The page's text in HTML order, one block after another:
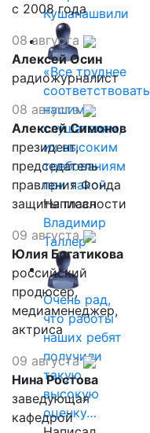
Кушанашвили
«Все труднее
соответствовать
нашим
слушателям,
их высоким
требованиям
при такой…
Написал
Владимир
Таллер
Очень рад,
что работы
наших ребят
получили
такую
высокую
оценку…
с 2008 года
08 августа
Алексей Осин
радиожурналист
08 августа
Алексей Симонов
президент,
председатель
правления Фонда
защиты гласности
09 августа
Юлия Богатикова
российский
продюсер,
медиаменеджер,
актриса
09 августа
Нина Ростова
заведующая
кафедрой